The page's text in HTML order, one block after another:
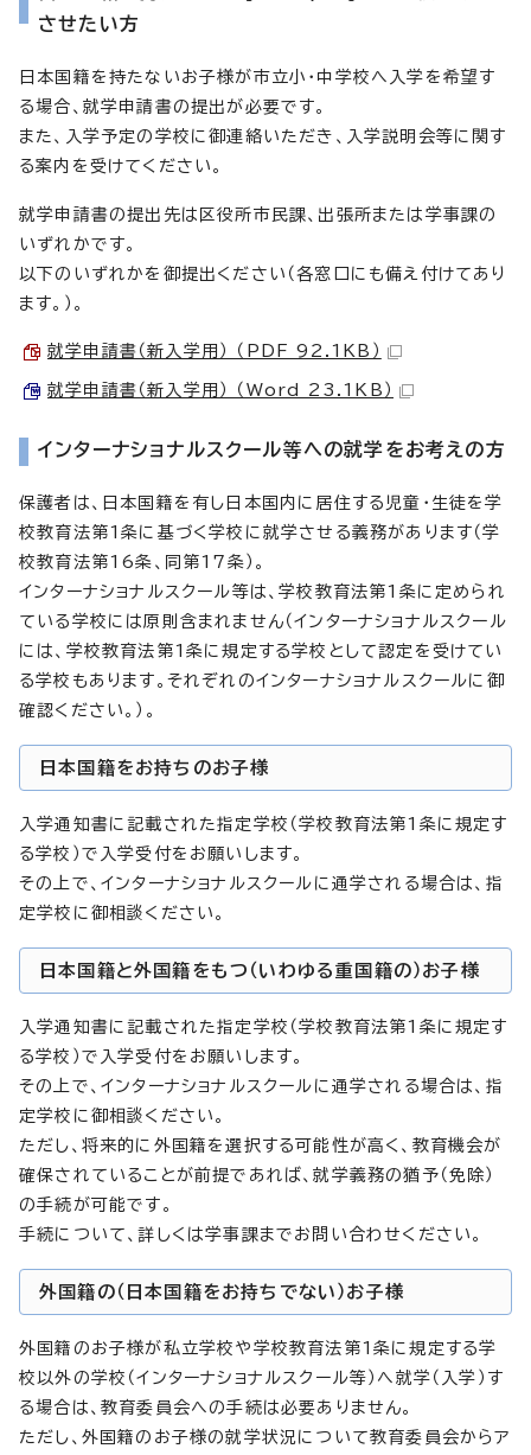
させたい方
日本国籍を持たないお子様が市立小・中学校へ入学を希望す
る場合、就学申請書の提出が必要です。
また、入学予定の学校に御連絡いただき、入学説明会等に関す
る案内を受けてください。
就学申請書の提出先は区役所市民課、出張所または学事課の
いずれかです。
以下のいずれかを御提出ください（各窓口にも備え付けてあり
ます。）。
就学申請書（新入学用） （PDF 92.1KB）
就学申請書（新入学用） （Word 23.1KB）
インターナショナルスクール等への就学をお考えの方
保護者は、日本国籍を有し日本国内に居住する児童・生徒を学
校教育法第1条に基づく学校に就学させる義務があります（学
校教育法第16条、同第17条）。
インターナショナルスクール等は、学校教育法第1条に定められ
ている学校には原則含まれません（インターナショナルスクール
には、学校教育法第1条に規定する学校として認定を受けてい
る学校もあります。それぞれのインターナショナルスクールに御
確認ください。）。
日本国籍をお持ちのお子様
入学通知書に記載された指定学校（学校教育法第1条に規定す
る学校）で入学受付をお願いします。
その上で、インターナショナルスクールに通学される場合は、指
定学校に御相談ください。
日本国籍と外国籍をもつ（いわゆる重国籍の）お子様
入学通知書に記載された指定学校（学校教育法第1条に規定す
る学校）で入学受付をお願いします。
その上で、インターナショナルスクールに通学される場合は、指
定学校に御相談ください。
ただし、将来的に外国籍を選択する可能性が高く、教育機会が
確保されていることが前提であれば、就学義務の猶予（免除）
の手続が可能です。
手続について、詳しくは学事課までお問い合わせください。
外国籍の（日本国籍をお持ちでない）お子様
外国籍のお子様が私立学校や学校教育法第1条に規定する学
校以外の学校（インターナショナルスクール等）へ就学（入学）す
る場合は、教育委員会への手続は必要ありません。
ただし、外国籍のお子様の就学状況について教育委員会からア